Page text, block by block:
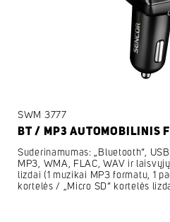
SWM 3777
BT / MP3 AUTOMOBILINIS
Suderinamumas: „Bluetooth“,
MP3, WMA, FLAC, WAV ir
lizdai (1 muzikai MP3 formatu, 1
kortelės / „Micro SD“ kortelės